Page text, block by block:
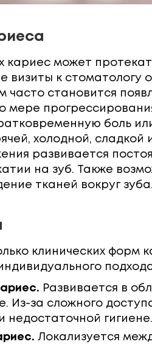
кариес может
визиты к стоматологу
часто становится
мере
боль
холодной, сладкой
развивается
на зуб. Также
тканей вокруг
клинических форм
Развивается в
Из-за сложного
недостаточной
Локализуется